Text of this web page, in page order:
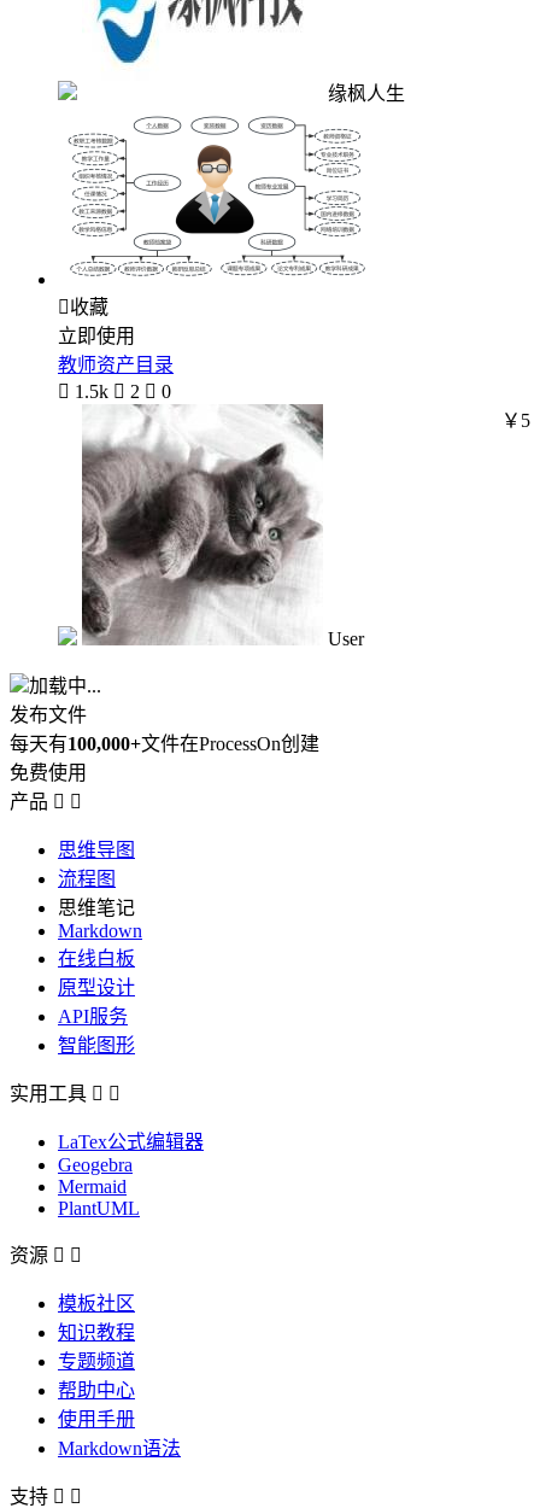
缘枫人生
收藏
立即使用
教师资产目录
 1.5k  2  0
User
￥5
加载中...
发布文件
每天有100,000+文件在ProcessOn创建
免费使用
产品  
思维导图
流程图
思维笔记
Markdown
在线白板
原型设计
API服务
智能图形
实用工具  
LaTex公式编辑器
Geogebra
Mermaid
PlantUML
资源  
模板社区
知识教程
专题频道
帮助中心
使用手册
Markdown语法
支持  